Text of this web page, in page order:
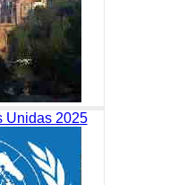
Unidas 2025